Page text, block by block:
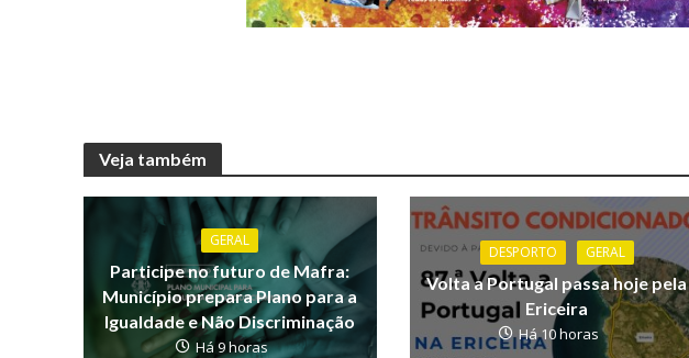
Veja também
GERAL
Participe no futuro de Mafra:
Município prepara Plano para a
Igualdade e Não Discriminação
Há 9 horas
DESPORTO GERAL
Volta a Portugal passa hoje pela
Ericeira
Há 10 horas